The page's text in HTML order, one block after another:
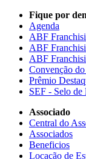
Fique por
Agenda
ABF
ABF
ABF
Convenção
Prêmio
SEF - Selo de
Associado
Central do
Associados
Beneficios
Locação de